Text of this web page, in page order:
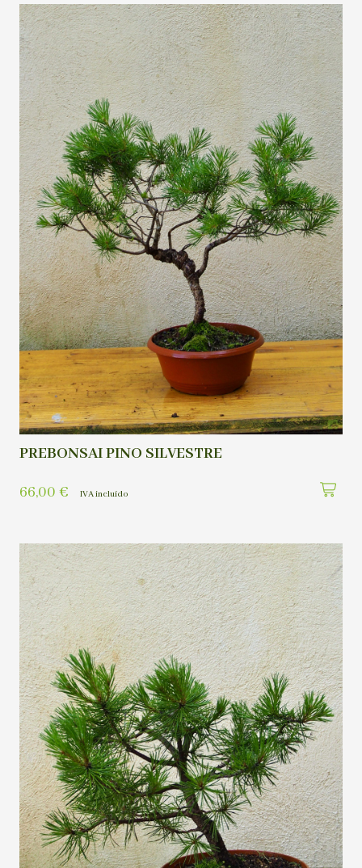
PREBONSAI PINO SILVESTRE
66,00 € IVA incluído